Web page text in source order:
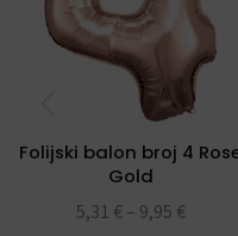
Folijski balon broj 4
Gold
5,31 € – 9,95 €